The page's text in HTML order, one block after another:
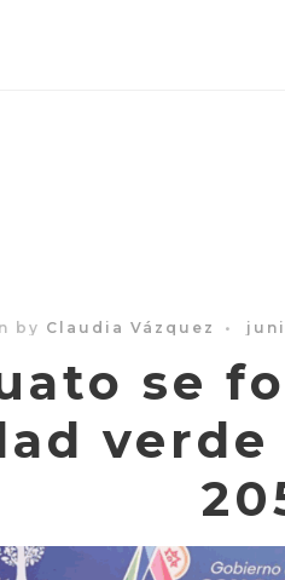
by Claudia Vázquez •
se